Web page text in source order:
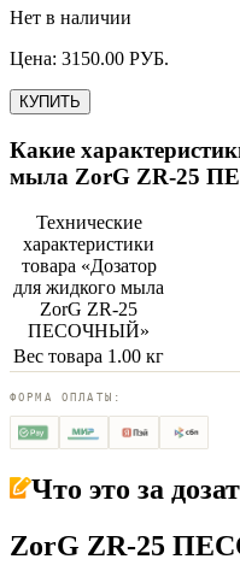
Нет в наличии
Цена: 3150.00 РУБ.
КУПИТЬ
Какие
мыла ZorG ZR-25
Технические
характеристики
товара «Дозатор
для жидкого мыла
ZorG ZR-25
ПЕСОЧНЫЙ»
Вес товара 1.00 кг
ФОРМА ОПЛАТЫ:
Что это за
ZorG ZR-25